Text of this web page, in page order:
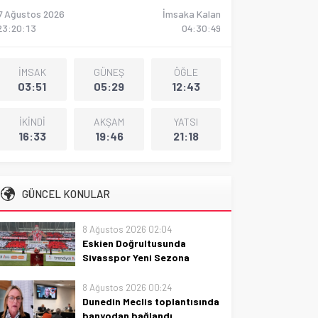
Ağustos 2026
İmsaka Kalan
04:30:47
İMSAK
03:51
GÜNEŞ
05:29
ÖĞLE
12:43
İKİNDİ
16:33
AKŞAM
19:46
YATSI
21:18
GÜNCEL KONULAR
8 Ağustos 2026 02:04
Eskien Doğrultusunda
Sivasspor Yeni Sezona
Eskien doğrultusunda
Sivasspor, yeni sezona planlı
8 Ağustos 2026 00:24
Dunedin Meclis toplantısında
banyodan bağlandı